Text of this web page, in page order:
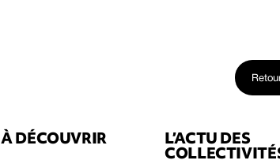
À DÉCOUVRIR L’ACTU DES